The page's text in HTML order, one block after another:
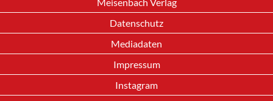
Datenschutz
Mediadaten
Impressum
Instagram